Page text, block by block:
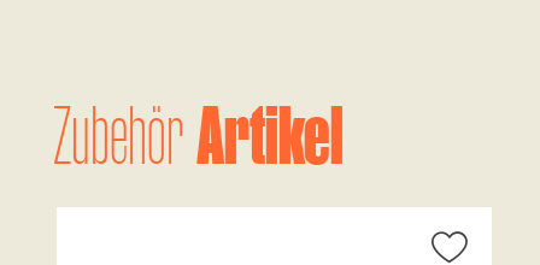
ZubehörArtikel